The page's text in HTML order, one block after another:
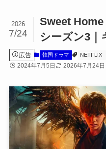
Sweet Home
シーズン3｜
2026
7/24
広告 韓国ドラマ NETFLIX
2024年7月5日 2026年7月24日